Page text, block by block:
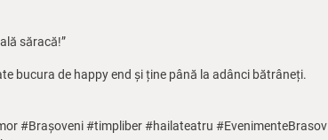
săracă!”
bucura de happy end și ține până la adânci bătrâneți.
#Brașoveni #timpliber #hailateatru #EvenimenteBrasov